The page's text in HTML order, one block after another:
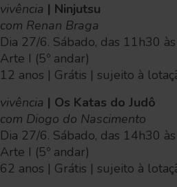
vivência | Ninjutsu
com Renan Braga
Dia 27/6. Sábado, das 11h30
Arte I (5º andar)
12 anos | Grátis | sujeito à
vivência | Os Katas do Judô
com Diogo do Nascimento
Dia 27/6. Sábado, das 14h30
Arte I (5º andar)
62 anos | Grátis | sujeito à